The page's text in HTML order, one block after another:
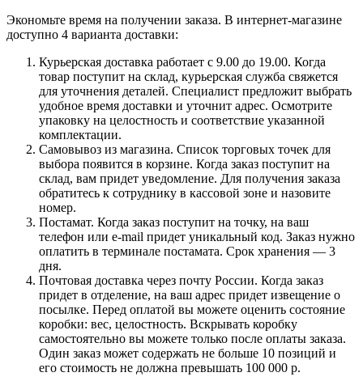
Экономьте время на получении заказа. В интернет-магазине
доступно 4 варианта доставки:
Курьерская доставка работает с 9.00 до 19.00. Когда
товар поступит на склад, курьерская служба свяжется
для уточнения деталей. Специалист предложит выбрать
удобное время доставки и уточнит адрес. Осмотрите
упаковку на целостность и соответствие указанной
комплектации.
Самовывоз из магазина. Список торговых точек для
выбора появится в корзине. Когда заказ поступит на
склад, вам придет уведомление. Для получения заказа
обратитесь к сотруднику в кассовой зоне и назовите
номер.
Постамат. Когда заказ поступит на точку, на ваш
телефон или e-mail придет уникальный код. Заказ нужно
оплатить в терминале постамата. Срок хранения — 3
дня.
Почтовая доставка через почту России. Когда заказ
придет в отделение, на ваш адрес придет извещение о
посылке. Перед оплатой вы можете оценить состояние
коробки: вес, целостность. Вскрывать коробку
самостоятельно вы можете только после оплаты заказа.
Один заказ может содержать не больше 10 позиций и
его стоимость не должна превышать 100 000 р.